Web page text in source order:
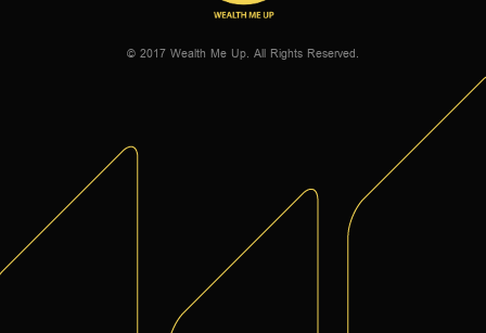
© 2017 Wealth Me Up. All Rights Reserved.